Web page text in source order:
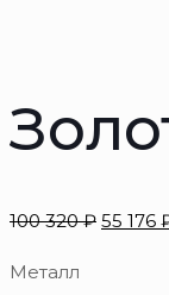
100 320₽ 55 176
Металл